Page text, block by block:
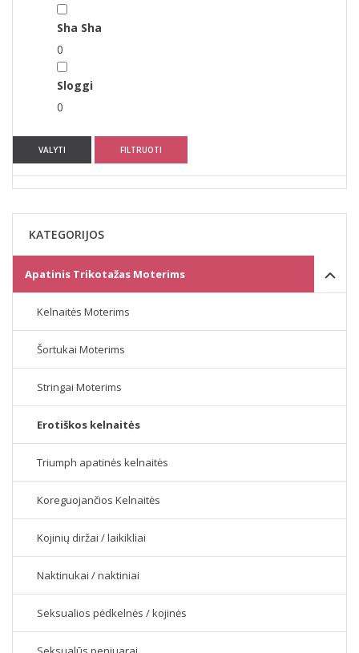
Sha Sha
0
Sloggi
0
VALYTI FILTRUOTI
KATEGORIJOS
Apatinis Trikotažas Moterims
Kelnaitės Moterims
Šortukai Moterims
Stringai Moterims
Erotiškos kelnaitės
Triumph apatinės kelnaitės
Koreguojančios Kelnaitės
Kojinių diržai / laikikliai
Naktinukai / naktiniai
Seksualios pėdkelnės / kojinės